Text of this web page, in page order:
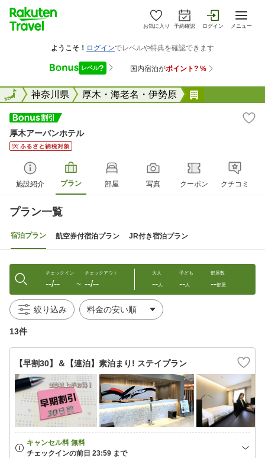
お気に入り 予約確認 ログイン メニュー
全国神奈川県 厚木・海老名・伊勢原
全国
厚木アーバンホテル
施設紹介 プラン 部屋 写真 クーポン クチコミ
プラン一覧
宿泊プラン 航空券付宿泊プラン JR付き宿泊プラン
チェックイン
--/-- 〜
チェックアウト
--/--
大人
--人
子ども
--人
部屋数
--部屋
絞り込み
13件
【早割30】＆【連泊】素泊まり! ステイプラン